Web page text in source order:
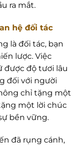
ra mắt.
hệ đối tác
là đối tác, bạn
lược. Việc
được độ tươi lâu
đối với người
chỉ tặng một
một lời chúc
bền vững.
đã rụng cánh,